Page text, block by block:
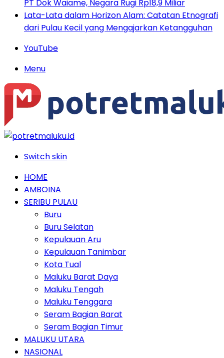
PT Dok Waiame, Negara Rugi Rp18,9 Miliar
Lata-Lata dalam Horizon Alam: Catatan Etnografi
dari Pulau Kecil yang Mengajarkan Ketangguhan
YouTube
Menu
Switch skin
HOME
AMBOINA
SERIBU PULAU
Buru
Buru Selatan
Kepulauan Aru
Kepulauan Tanimbar
Kota Tual
Maluku Barat Daya
Maluku Tengah
Maluku Tenggara
Seram Bagian Barat
Seram Bagian Timur
MALUKU UTARA
NASIONAL